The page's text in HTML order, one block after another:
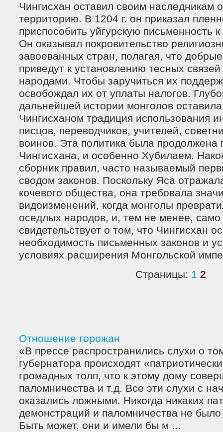
Чингисхан оставил своим наследникам
территорию. В 1204 г. он приказал
приспособить уйгурскую письменность
Он оказывал покровительство
завоеванных стран, полагая, что
приведут к установлению тесных
народами. Чтобы заручиться их
освобождал их от уплаты налогов.
дальнейшей истории монголов
Чингисханом традиция использования
писцов, переводчиков, учителей,
воинов. Эта политика была продолжена
Чингисхана, и особенно Хубилаем.
сборник правил, часто называемый
сводом законов. Поскольку Яса
кочевого общества, она требовала
видоизменений, когда монголы
оседлых народов, и, тем не менее, само
свидетельствует о том, что Чингисхан
необходимость письменных законов и
условиях расширения Монгольской
Страницы: 1 2
Отношение горожан
«В прессе распространились слухи о
губернатора происходят
громадных толп, что к этому дому
паломничества и т.д. Все эти слухи с
оказались ложными. Никогда никаких
демонстраций и паломничества не
Быть может, они и имели бы м ...